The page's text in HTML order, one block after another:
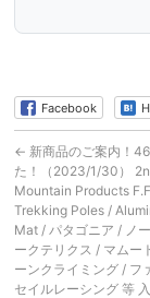
Facebook
← 新商品のご案内！
た！（2023/1/30）
Mountain Products
Trekking Poles /
Mat / パタゴニア / ノ
ークテリクス / マムー
ーンクライミング / フ
セイルレーシング 等